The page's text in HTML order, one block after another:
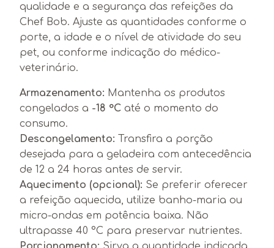
qualidade e a segurança das refeições da
Chef Bob. Ajuste as quantidades conforme o
porte, a idade e o nível de atividade do seu
pet, ou conforme indicação do médico-
veterinário.
Armazenamento: Mantenha os produtos
congelados a -18 °C até o momento do
consumo.
Descongelamento: Transfira a porção
desejada para a geladeira com antecedência
de 12 a 24 horas antes de servir.
Aquecimento (opcional): Se preferir oferecer
a refeição aquecida, utilize banho-maria ou
micro-ondas em potência baixa. Não
ultrapasse 40 °C para preservar nutrientes.